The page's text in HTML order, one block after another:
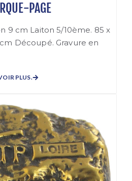
PAGE
9 cm Laiton 5/10ème. 85 x
Découpé. Gravure en
PLUS.